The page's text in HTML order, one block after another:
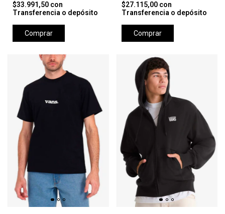
$33.991,50 con
Transferencia o depósito
Comprar
$27.115,00 con
Transferencia o depósito
Comprar